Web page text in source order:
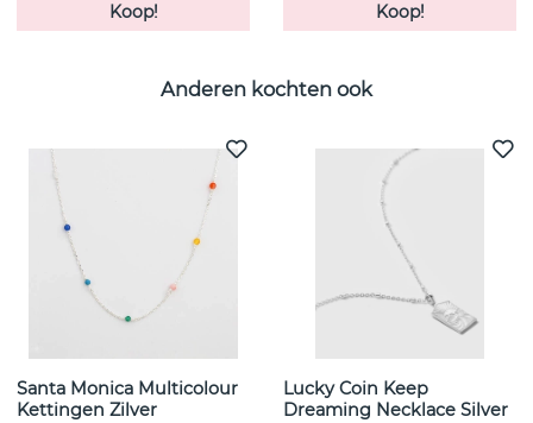
Koop!
Koop!
Anderen kochten ook
Santa Monica Multicolour
Kettingen Zilver
Lucky Coin Keep
Dreaming Necklace Silver